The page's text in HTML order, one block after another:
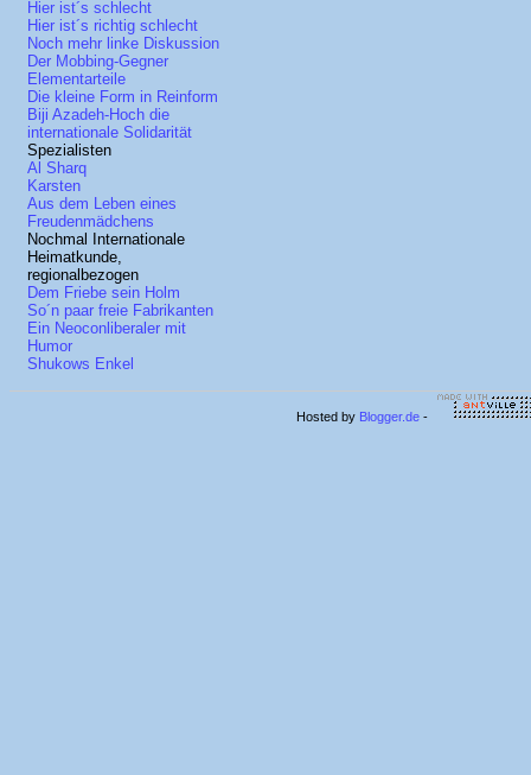
Hier ist´s schlecht
Hier ist´s richtig schlecht
Noch mehr linke Diskussion
Der Mobbing-Gegner
Elementarteile
Die kleine Form in Reinform
Biji Azadeh-Hoch die
internationale Solidarität
Spezialisten
Al Sharq
Karsten
Aus dem Leben eines
Freudenmädchens
Nochmal Internationale
Heimatkunde,
regionalbezogen
Dem Friebe sein Holm
So´n paar freie Fabrikanten
Ein Neoconliberaler mit
Humor
Shukows Enkel
Hosted by Blogger.de -